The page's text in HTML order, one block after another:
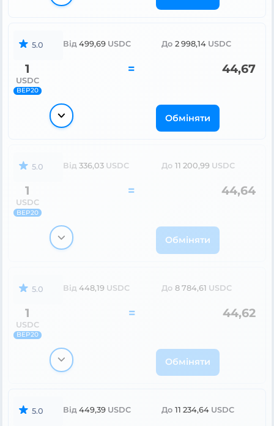
5.0 Від 499,69 USDC До 2 998,14 USDC
1
USDC
BEP20
= 44,67
Обміняти
5.0 Від 336,03 USDC До 11 200,99 USDC
1
USDC
BEP20
= 44,64
Обміняти
5.0 Від 448,19 USDC До 8 784,61 USDC
1
USDC
BEP20
= 44,62
Обміняти
5.0 Від 449,39 USDC До 11 234,64 USDC